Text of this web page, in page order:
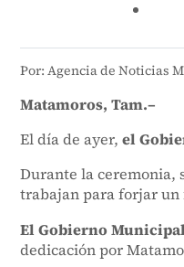
Por: Agencia de Noticias
Matamoros, Tam.–
El día de ayer, el
Durante la ceremonia,
trabajan para forjar
El Gobierno
dedicación por